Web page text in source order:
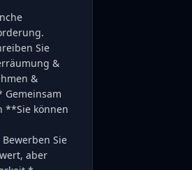
Sie
&
&
**Sie können
Sie
aber